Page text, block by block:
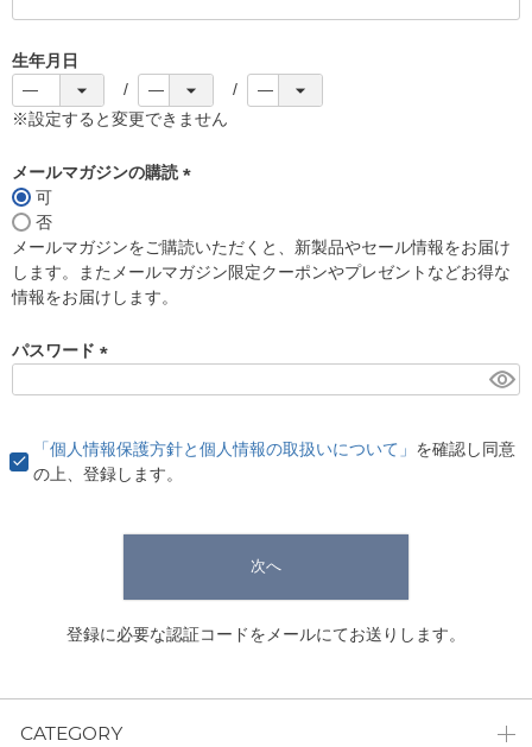
)
生年月日
※設定すると変更できません
メールマガジンの購読
須
)
可
否
メールマガジンをご購読いただくと、新製品やセール情報をお届け
します。またメールマガジン限定クーポンやプレゼントなどお得な
情報をお届けします。
パスワード
)
「個人情報保護方針と個人情報の取扱いについて」 を確認し同意
の上、登録します。
次へ
登録に必要な認証コードをメールにてお送りします。
CATEGORY